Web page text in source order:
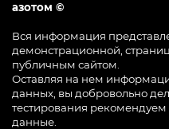
азотом ©
Вся информация
демонстрационной,
публичным сайтом.
Оставляя на нем
данных, вы добровольно
тестирования
данные.